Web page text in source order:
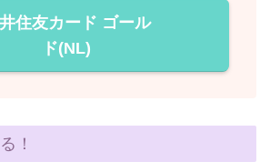
住友カード ゴール
ド(NL)
！